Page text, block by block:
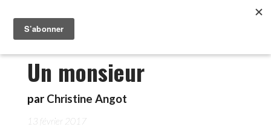
Un monsieur
par Christine Angot
13 février 2017